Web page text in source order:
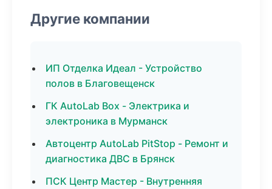
Другие компании
ИП Отделка Идеал - Устройство
полов в Благовещенск
ГК AutoLab Box - Электрика и
электроника в Мурманск
Автоцентр AutoLab PitStop - Ремонт и
диагностика ДВС в Брянск
ПСК Центр Мастер - Внутренняя